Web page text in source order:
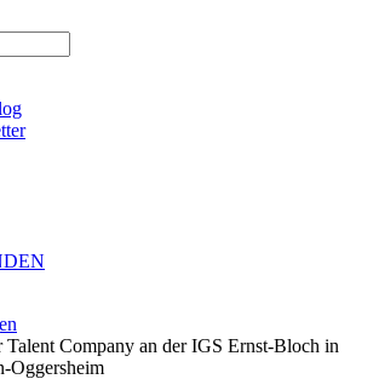
Talent Company an der IGS Ernst-Bloch in
Oggersheim